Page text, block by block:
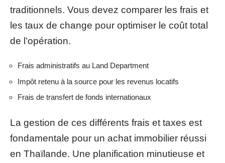
traditionnels. Vous devez comparer les frais et
les taux de change pour optimiser le coût total
de l’opération.
Frais administratifs au Land Department
Impôt retenu à la source pour les revenus locatifs
Frais de transfert de fonds internationaux
La gestion de ces différents frais et taxes est
fondamentale pour un achat immobilier réussi
en Thaïlande. Une planification minutieuse et